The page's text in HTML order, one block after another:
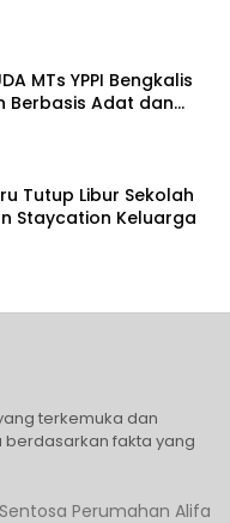
MTs YPPI Bengkalis
Berbasis Adat dan
Tutup Libur Sekolah
Staycation Keluarga
terkemuka dan
fakta yang
Perumahan Alifa